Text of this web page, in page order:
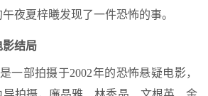
夜夏梓曦发现了一件恐怖的事。
影结局
一部拍摄于2002年的恐怖悬疑电影，